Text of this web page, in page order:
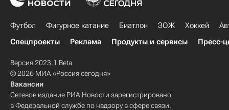
Футбол Фигурное катание Биатлон ЗОЖ Хоккей
Спецпроекты
Реклама Продукты и сервисы Пресс-
Версия 2023.1 Beta
© 2026 МИА «Россия сегодня»
Вакансии
Сетевое издание РИА Новости зарегистрировано
в Федеральной службе по надзору в сфере связи,